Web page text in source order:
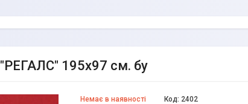
195х97 см. бу
Немає в наявності Код: 2402